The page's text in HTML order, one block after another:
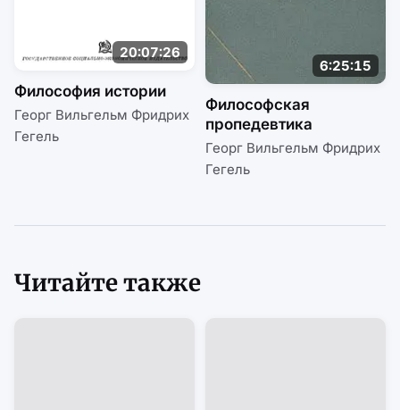
20:07:26
Философия истории
Георг Вильгельм Фридрих
Гегель
6:25:15
Философская
пропедевтика
Георг Вильгельм Фридрих
Гегель
Читайте также